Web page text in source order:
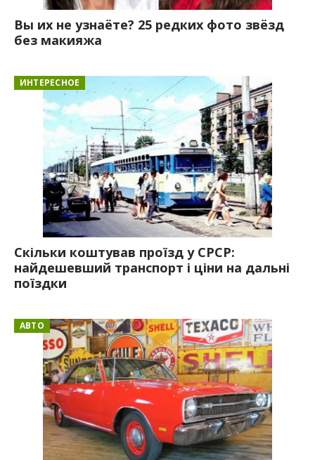
Вы их не узнаёте? 25 редких фото звёзд
без макияжа
ИНТЕРЕСНОЕ
Скільки коштував проїзд у СРСР:
найдешевший транспорт і ціни на дальні
поїздки
АВТО